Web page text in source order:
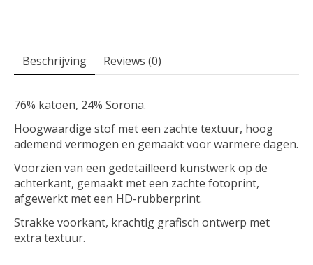
Beschrijving Reviews (0)
76% katoen, 24% Sorona.
Hoogwaardige stof met een zachte textuur, hoog
ademend vermogen en gemaakt voor warmere dagen.
Voorzien van een gedetailleerd kunstwerk op de
achterkant, gemaakt met een zachte fotoprint,
afgewerkt met een HD-rubberprint.
Strakke voorkant, krachtig grafisch ontwerp met
extra textuur.